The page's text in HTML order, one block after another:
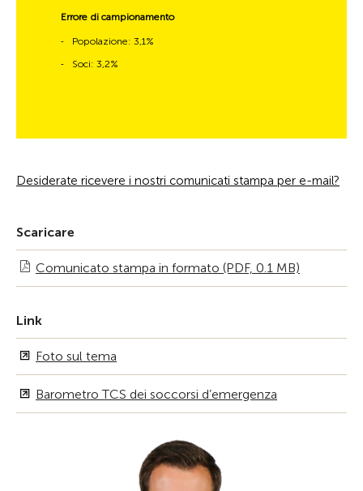
Errore di campionamento
- Popolazione: 3,1%
- Soci: 3,2%
Desiderate ricevere i nostri comunicati stampa per e-mail?
Scaricare
Comunicato stampa in formato (PDF, 0.1 MB)
Link
Foto sul tema
Barometro TCS dei soccorsi d’emergenza